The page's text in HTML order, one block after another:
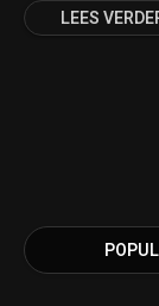
LEES